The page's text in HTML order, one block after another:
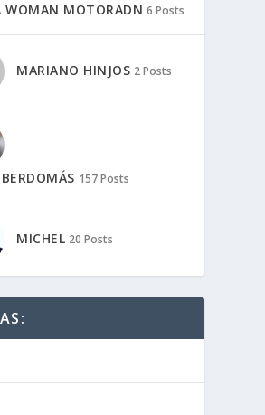
WOMAN MOTORADN 6 Posts
MARIANO HINJOS 2 Posts
157 Posts
MICHEL 20 Posts